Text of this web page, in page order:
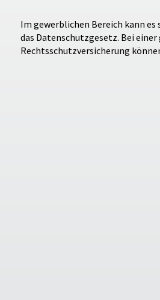
Im gewerblichen Bereich kann
das Datenschutzgesetz. Bei
Rechtsschutzversicherung